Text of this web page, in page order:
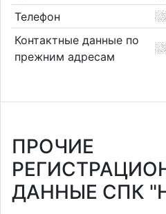
Телефон
Контактные данные по
прежним адресам
ПРОЧИЕ
ДАННЫЕ СПК